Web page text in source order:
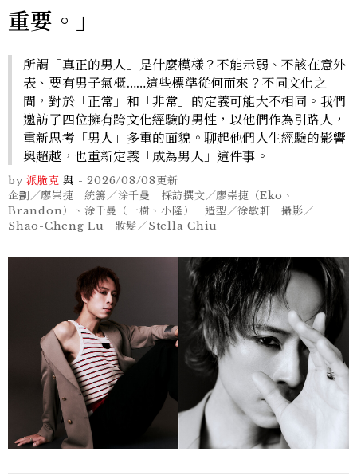
重要。」
所謂「真正的男人」是什麼模樣？不能示弱、不該在意外
表、要有男子氣概……這些標準從何而來？不同文化之
間，對於「正常」和「非常」的定義可能大不相同。我們
邀訪了四位擁有跨文化經驗的男性，以他們作為引路人，
重新思考「男人」多重的面貌。聊起他們人生經驗的影響
與超越，也重新定義「成為男人」這件事。
by 派脆克 與 -2026/08/08更新
企劃／廖崇捷 統籌／涂千曼 採訪撰文／廖崇捷（Eko、
Brandon）、涂千曼（一樹、小隆） 造型／徐敏軒 攝影／
Shao-Cheng Lu 妝髮／Stella Chiu